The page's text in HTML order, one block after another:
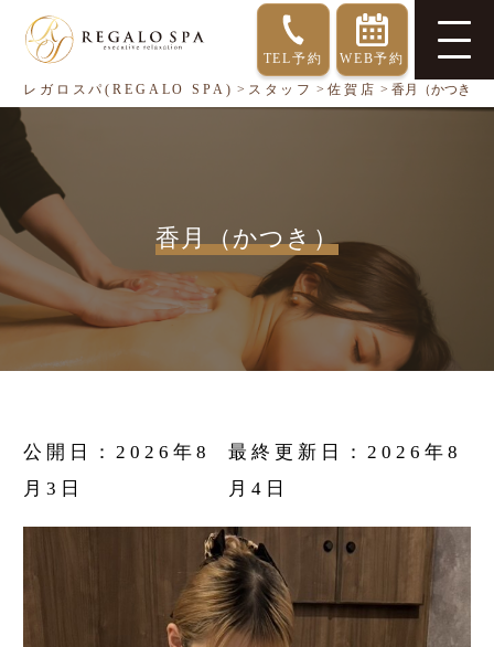
TEL予約
WEB予約
レガロスパ(REGALO SPA) > スタッフ >佐賀店 > 香月（かつき）
香月（かつき）
公開日： 2026年8
月3日
最終更新日： 2026年8
月4日